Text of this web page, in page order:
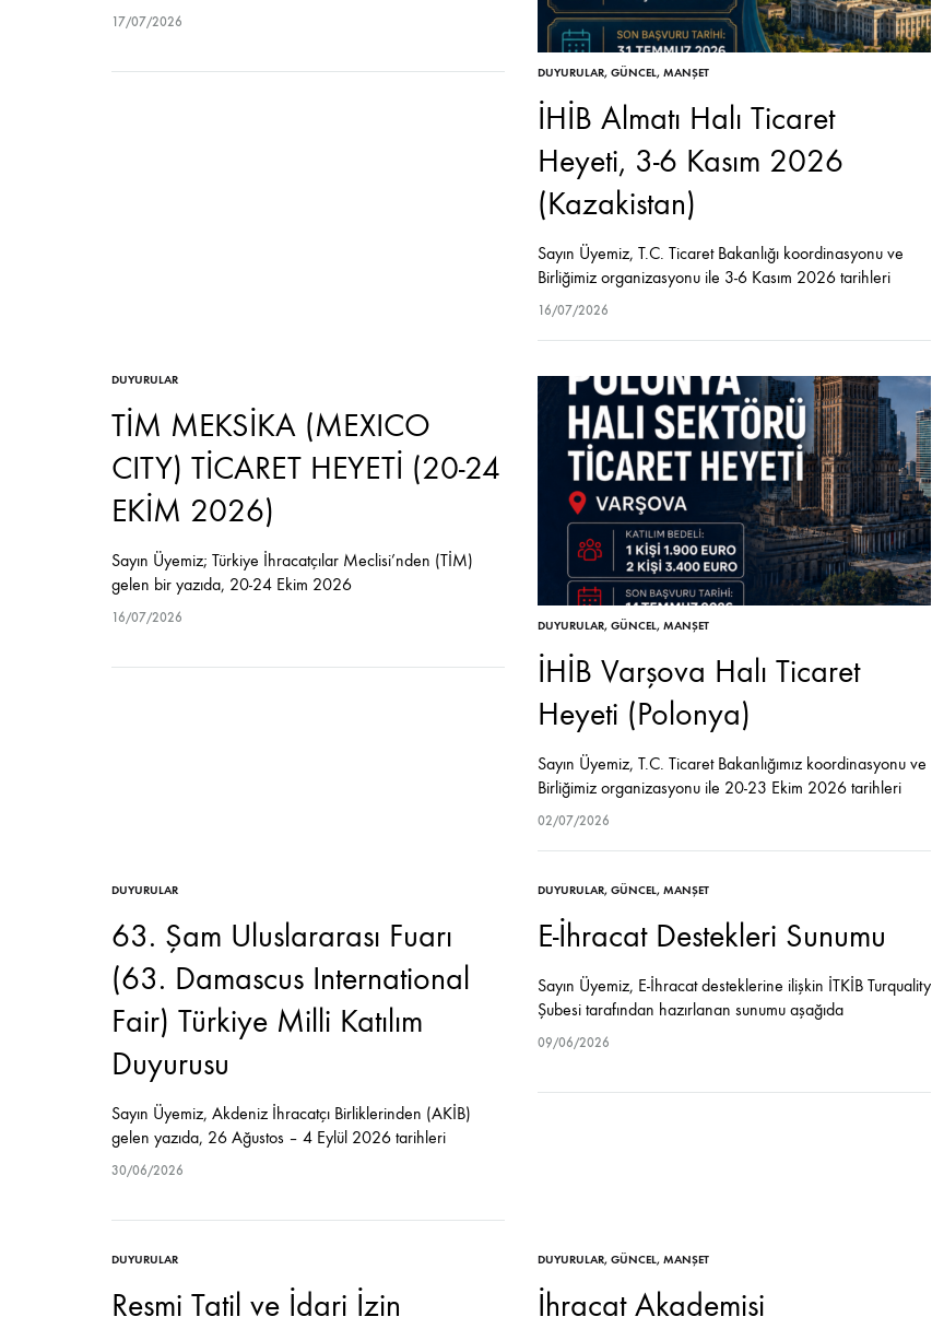
26 Kasım 2026 tarihleri arasında Fransa (Paris) Ticaret
17/07/2026
DUYURULAR, GÜNCEL, MANŞET
İHİB Almatı Halı Ticaret
Heyeti, 3-6 Kasım 2026
(Kazakistan)
Sayın Üyemiz, T.C. Ticaret Bakanlığı koordinasyonu ve
Birliğimiz organizasyonu ile 3-6 Kasım 2026 tarihleri
arasında Kazakistan’a yönelik Halı Sektörü Ticaret Heyeti
16/07/2026
DUYURULAR
TİM MEKSİKA (MEXICO
CITY) TİCARET HEYETİ (20-24
EKİM 2026)
Sayın Üyemiz; Türkiye İhracatçılar Meclisi’nden (TİM)
gelen bir yazıda, 20-24 Ekim 2026
tarihleri arasında Meksika’ya yönelik bir Ticaret Heyeti
16/07/2026
DUYURULAR, GÜNCEL, MANŞET
İHİB Varşova Halı Ticaret
Heyeti (Polonya)
Sayın Üyemiz, T.C. Ticaret Bakanlığımız koordinasyonu ve
Birliğimiz organizasyonu ile 20-23 Ekim 2026 tarihleri
arasında Polonya’nın Varşova şehrine yönelik halı
02/07/2026
DUYURULAR
63. Şam Uluslararası Fuarı
(63. Damascus International
Fair) Türkiye Milli Katılım
Duyurusu
Sayın Üyemiz, Akdeniz İhracatçı Birliklerinden (AKİB)
gelen yazıda, 26 Ağustos – 4 Eylül 2026 tarihleri
arasında Şam / Suriye’de düzenlenecek olan “63. Şam
30/06/2026
DUYURULAR, GÜNCEL, MANŞET
E-İhracat Destekleri Sunumu
Sayın Üyemiz, E-İhracat desteklerine ilişkin İTKİB Turquality
Şubesi tarafından hazırlanan sunumu aşağıda
paylaşılmaktadır. Bilgilerinize sunarız. Ek: E-İhracat
09/06/2026
DUYURULAR
Resmi Tatil ve İdari İzin
DUYURULAR, GÜNCEL, MANŞET
İhracat Akademisi